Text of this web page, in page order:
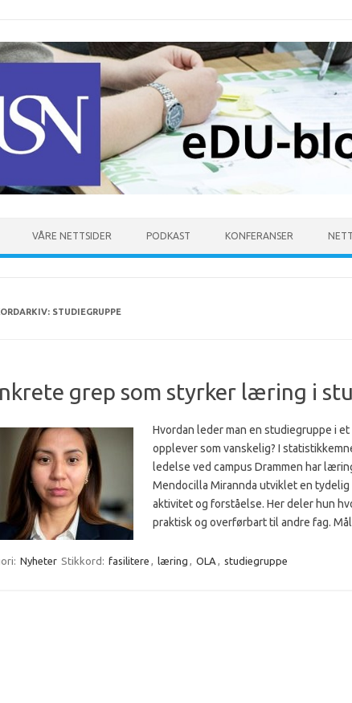
VÅRE NETTSIDER PODKAST KONFERANSER
STUDIEGRUPPE
grep som styrker læring i
Hvordan leder man en studiegruppe i
opplever som vanskelig? I
ledelse ved campus Drammen har
Mendocilla Mirannda utviklet en
aktivitet og forståelse. Her deler hun
praktisk og overførbart til andre fag.
Nyheter Stikkord: fasilitere , læring , OLA , studiegruppe